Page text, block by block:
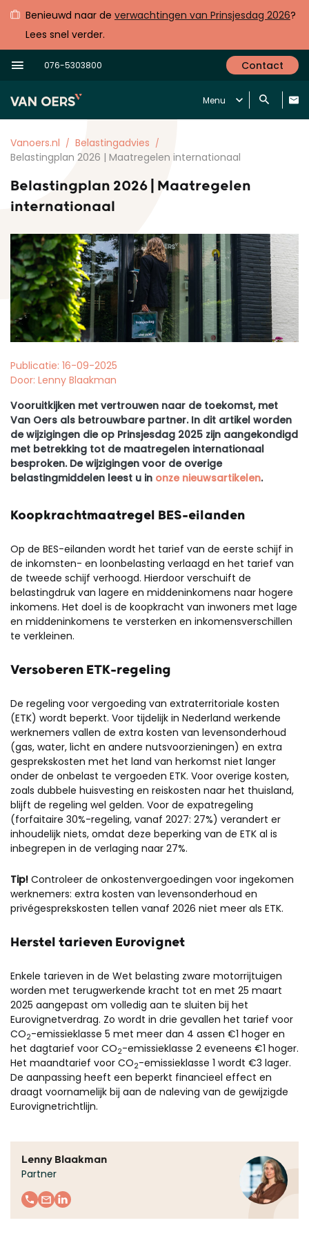
Benieuwd naar de verwachtingen van Prinsjesdag 2026?
Lees snel verder.
076-5303800 Contact
Menu
Vanoers.nl
Belastingadvies
Belastingplan 2026 | Maatregelen internationaal
Belastingplan 2026 | Maatregelen
internationaal
Publicatie: 16-09-2025
Door: Lenny Blaakman
Vooruitkijken met vertrouwen naar de toekomst, met
Van Oers als betrouwbare partner. In dit artikel worden
de wijzigingen die op Prinsjesdag 2025 zijn aangekondigd
met betrekking tot de maatregelen internationaal
besproken. De wijzigingen voor de overige
belastingmiddelen leest u in onze nieuwsartikelen.
Koopkrachtmaatregel BES-eilanden
Op de BES-eilanden wordt het tarief van de eerste schijf in
de inkomsten- en loonbelasting verlaagd en het tarief van
de tweede schijf verhoogd. Hierdoor verschuift de
belastingdruk van lagere en middeninkomens naar hogere
inkomens. Het doel is de koopkracht van inwoners met lage
en middeninkomens te versterken en inkomensverschillen
te verkleinen.
Versoberen ETK-regeling
De regeling voor vergoeding van extraterritoriale kosten
(ETK) wordt beperkt. Voor tijdelijk in Nederland werkende
werknemers vallen de extra kosten van levensonderhoud
(gas, water, licht en andere nutsvoorzieningen) en extra
gesprekskosten met het land van herkomst niet langer
onder de onbelast te vergoeden ETK. Voor overige kosten,
zoals dubbele huisvesting en reiskosten naar het thuisland,
blijft de regeling wel gelden. Voor de expatregeling
(forfaitaire 30%-regeling, vanaf 2027: 27%) verandert er
inhoudelijk niets, omdat deze beperking van de ETK al is
inbegrepen in de verlaging naar 27%.
Tip! Controleer de onkostenvergoedingen voor ingekomen
werknemers: extra kosten van levensonderhoud en
privégesprekskosten tellen vanaf 2026 niet meer als ETK.
Herstel tarieven Eurovignet
Enkele tarieven in de Wet belasting zware motorrijtuigen
worden met terugwerkende kracht tot en met 25 maart
2025 aangepast om volledig aan te sluiten bij het
Eurovignetverdrag. Zo wordt in drie gevallen het tarief voor
CO2-emissieklasse 5 met meer dan 4 assen €1 hoger en
het dagtarief voor CO2-emissieklasse 2 eveneens €1 hoger.
Het maandtarief voor CO2-emissieklasse 1 wordt €3 lager.
De aanpassing heeft een beperkt financieel effect en
draagt voornamelijk bij aan de naleving van de gewijzigde
Eurovignetrichtlijn.
Lenny Blaakman
Partner